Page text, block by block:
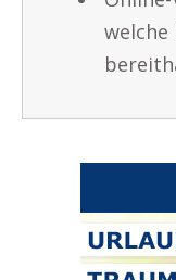
welche